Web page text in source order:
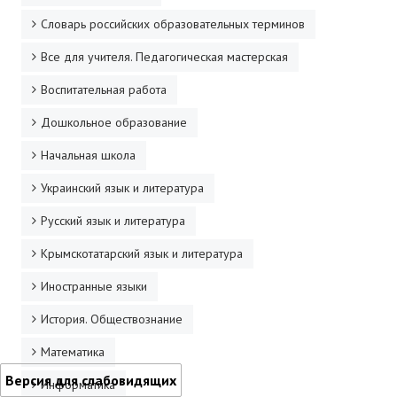
Словарь российских образовательных терминов
Все для учителя. Педагогическая мастерская
Воспитательная работа
Дошкольное образование
Начальная школа
Украинский язык и литература
Русский язык и литература
Крымскотатарский язык и литература
Иностранные языки
История. Обществознание
Математика
Информатика
Версия для слабовидящих